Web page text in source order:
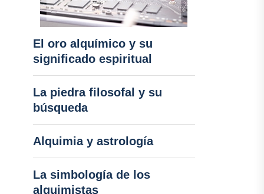
El oro alquímico y su
significado espiritual
La piedra filosofal y su
búsqueda
Alquimia y astrología
La simbología de los
alquimistas